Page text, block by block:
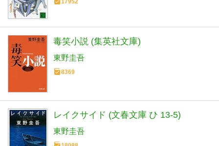
17952
毒笑小説 (集英社文庫)
東野圭吾
8369
レイクサイド (文春文庫 ひ 13-5)
東野圭吾